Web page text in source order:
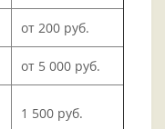
от 200 руб.
от 5 000 руб.
1 500 руб.